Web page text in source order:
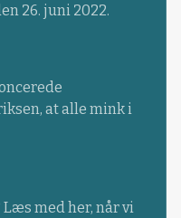
26. juni 2022.
at alle mink i
med her, når vi